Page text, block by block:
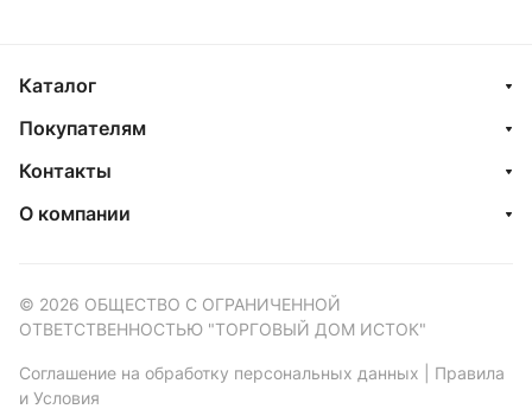
Каталог
Покупателям
Контакты
О компании
© 2026 ОБЩЕСТВО С ОГРАНИЧЕННОЙ
ОТВЕТСТВЕННОСТЬЮ "ТОРГОВЫЙ ДОМ ИСТОК"
Соглашение на обработку персональных данных
Правила
и Условия